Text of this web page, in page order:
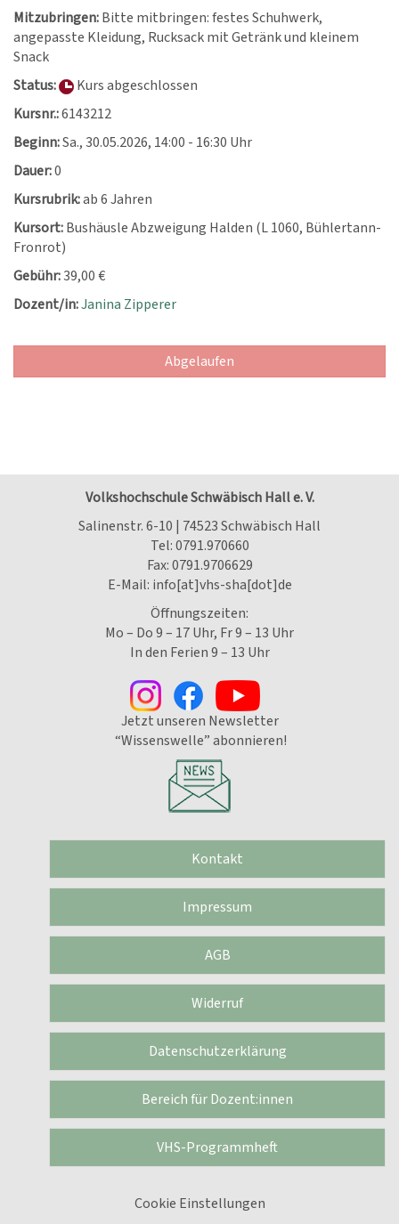
Mitzubringen:Bitte mitbringen: festes Schuhwerk,
angepasste Kleidung, Rucksack mit Getränk und kleinem
Snack
Status:
Kurs abgeschlossen
Kursnr.:6143212
Beginn:Sa., 30.05.2026, 14:00 - 16:30 Uhr
Dauer:0
Kursrubrik:ab 6 Jahren
Kursort:Bushäusle Abzweigung Halden (L 1060, Bühlertann-
Fronrot)
Gebühr:39,00 €
Dozent/in:Janina Zipperer
Abgelaufen
Volkshochschule Schwäbisch Hall e. V.
Salinenstr. 6-10 | 74523 Schwäbisch Hall
Tel:0791.970660
Fax: 0791.9706629
E-Mail: info[at]vhs-sha[dot]de
Öffnungszeiten:
Mo – Do 9 – 17 Uhr, Fr 9 – 13 Uhr
In den Ferien 9 – 13 Uhr
Jetzt unseren Newsletter
“Wissenswelle” abonnieren!
Kontakt
Impressum
AGB
Widerruf
Datenschutzerklärung
Bereich für Dozent:innen
VHS-Programmheft
Cookie Einstellungen